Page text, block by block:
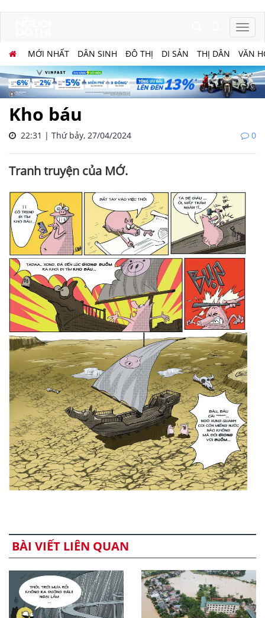
MỚI NHẤT DÂN SINH ĐÔ THỊ DI SẢN THỊ DÂN VĂN
Kho báu
22:31 | Thứ bảy, 27/04/2024 0
Tranh truyện của MỚ.
BÀI VIẾT LIÊN QUAN